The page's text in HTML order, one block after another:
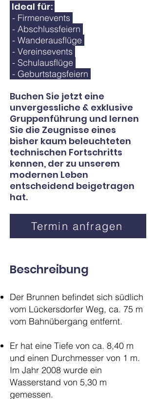
Ideal für:
- Firmenevents
- Abschlussfeiern
- Wanderausflüge
- Vereinsevents
- Schulausflüge
- Geburtstagsfeiern
Buchen Sie jetzt eine
unvergessliche & exklusive
Gruppenführung und lernen
Sie die Zeugnisse eines
bisher kaum beleuchteten
technischen Fortschritts
kennen, der zu unserem
modernen Leben
entscheidend beigetragen
hat.
Termin anfragen
Beschreibung
Der Brunnen befindet sich südlich
vom Lückersdorfer Weg, ca. 75 m
vom Bahnübergang entfernt.
Er hat eine Tiefe von ca. 8,40 m
und einen Durchmesser von 1 m.
Im Jahr 2008 wurde ein
Wasserstand von 5,30 m
gemessen.